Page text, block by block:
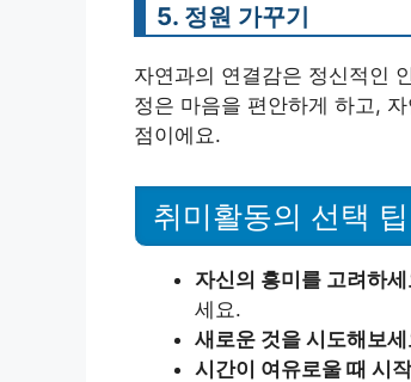
5. 정원 가꾸기
자연과의 연결감은 정신적인
정은 마음을 편안하게 하고,
점이에요.
취미활동의 선택 팁
자신의 흥미를 고려하
세요.
새로운 것을 시도해보
시간이 여유로울 때 시